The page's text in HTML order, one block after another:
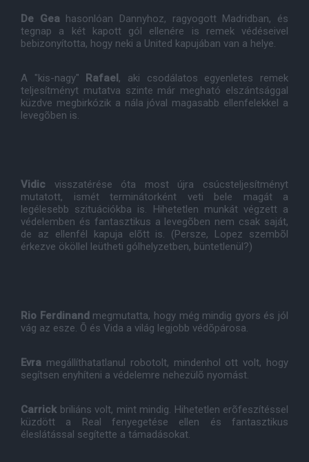
De Geahasonlóan Dannyhoz, ragyogott Madridban, és
tegnap a két kapott gól ellenére is remek védéseivel
bebizonyította, hogy neki a United kapujában van a helye.
A "kis-nagy" Rafael , aki csodálatos egyenletes remek
teljesítményt mutatva szinte már megható elszántsággal
küzdve megbirkózik a nála jóval magasabb ellenfelekkel a
levegõben is.
Vidic visszatérése óta most újra csúcsteljesítményt
mutatott, ismét terminátorként veti bele magát a
legélesebb szituációkba is. Hihetetlen munkát végzett a
védelemben és fantasztikus a levegõben nem csak saját,
de az ellenfél kapuja elõtt is. (Persze, Lopez szembõl
érkezve ököllel leütheti gólhelyzetben, büntetlenül?)
Rio Ferdinand megmutatta, hogy még mindig gyors és jól
vág az esze. Õ és Vida a világ legjobb védõpárosa.
Evra megállíthatatlanul robotolt, mindenhol ott volt, hogy
segítsen enyhíteni a védelemre nehezülõ nyomást.
Carrickbriliáns volt, mint mindig. Hihetetlen erõfeszítéssel
küzdött a Real fenyegetése ellen és fantasztikus
éleslátással segítette a támadásokat.